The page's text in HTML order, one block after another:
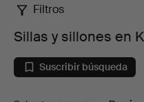
Sillas
sillones
Filtros
Sillas y sillones en
Suscribir búsqueda